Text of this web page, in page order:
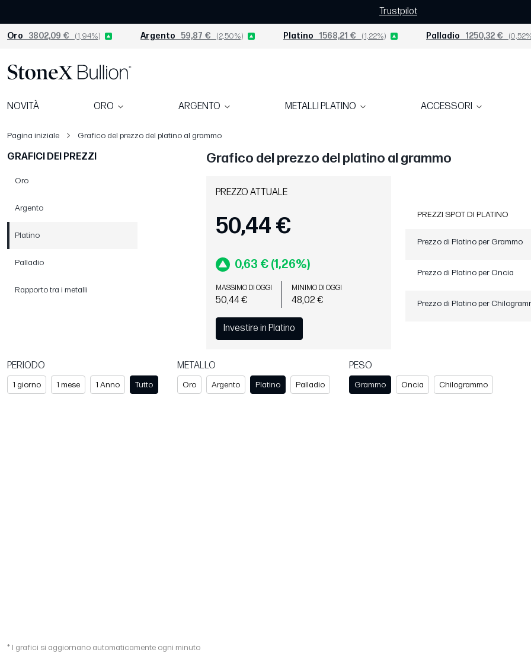
Trustpilot
Oro 3802,09 € (1,94%) Argento 59,87 € (2,50%) Platino 1568,21 € (1,22%) Palladio 1250,32 €
NOVITÀ ORO ARGENTO METALLI PLATINO ACCESSORI
Pagina iniziale Grafico del prezzo del platino al grammo
GRAFICI DEI PREZZI
Oro
Argento
Platino
Palladio
Rapporto tra i metalli
Grafico del prezzo del platino al grammo
PREZZO ATTUALE
50,44 €
0,63 € (1,26%)
MASSIMO DI OGGI
50,44 €
MINIMO DI OGGI
48,02 €
Investire in Platino
PREZZI SPOT DI PLATINO
Prezzo di Platino per Grammo
Prezzo di Platino per Oncia
Prezzo di Platino per
PERIODO
1 giorno 1 mese 1 Anno Tutto
METALLO
Oro Argento Platino Palladio
PESO
Grammo Oncia Chilogrammo
* I grafici si aggiornano automaticamente ogni minuto